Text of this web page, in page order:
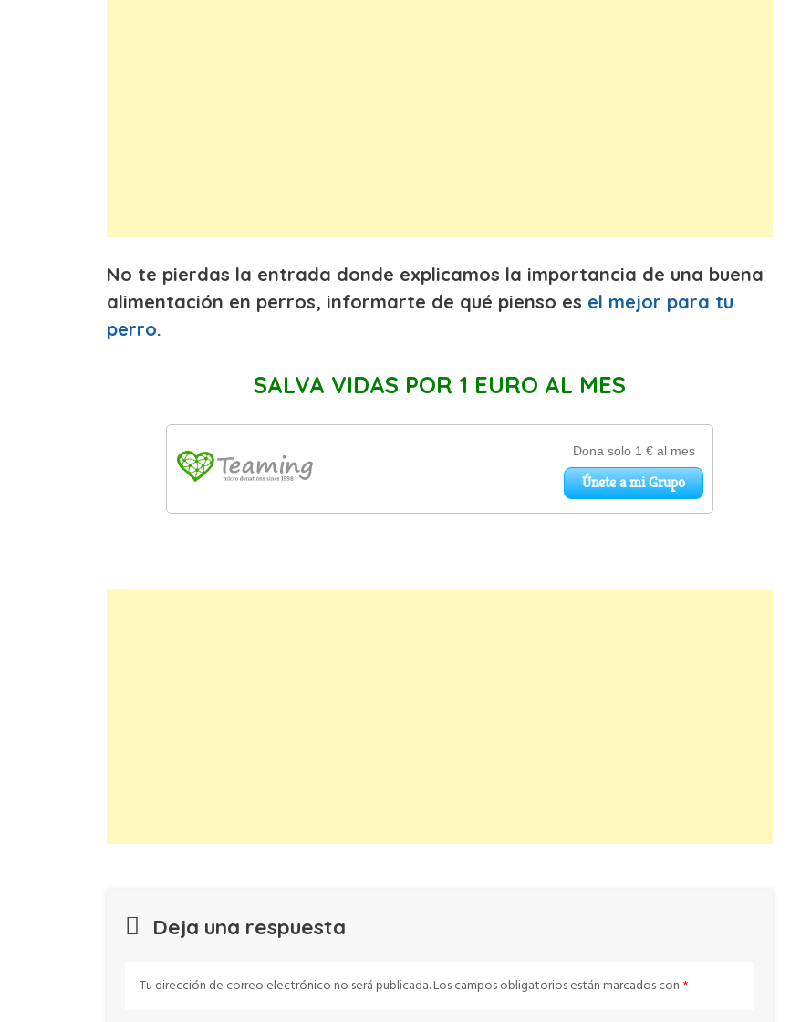
No te pierdas la entrada donde explicamos la importancia de una buena
alimentación en perros, informarte de qué pienso es el mejor para tu
perro.
SALVA VIDAS POR 1 EURO AL MES
Deja una respuesta
Tu dirección de correo electrónico no será publicada.Los campos obligatorios están marcados con *